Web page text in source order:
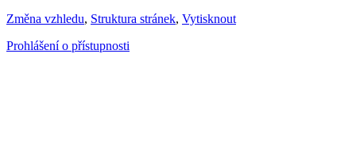
Změna vzhledu, Struktura stránek, Vytisknout
Prohlášení o přístupnosti